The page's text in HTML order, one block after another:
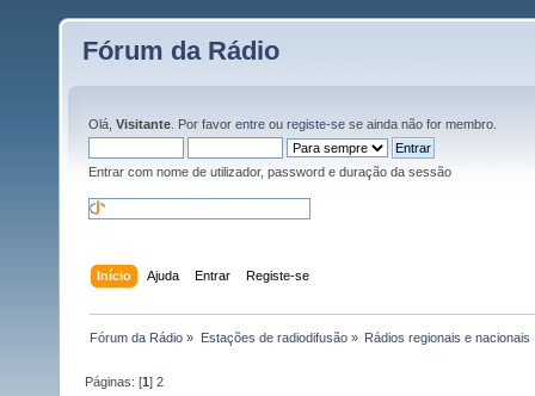
Fórum da Rádio
Olá, Visitante . Por favor entre ou registe-se se ainda não for membro.
Entrar com nome de utilizador, password e duração da sessão
Início Ajuda Entrar Registe-se
Fórum da Rádio » Estações de radiodifusão» Rádios regionais e nacionais
Páginas: [1]2